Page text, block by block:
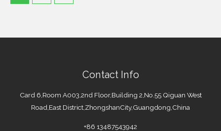
Contact Info
Card 6,Room A003,2nd Floor,Building 2,No.55 Qiguan West
Road,East District,ZhongshanCity,Guangdong,China
+86 13487543942